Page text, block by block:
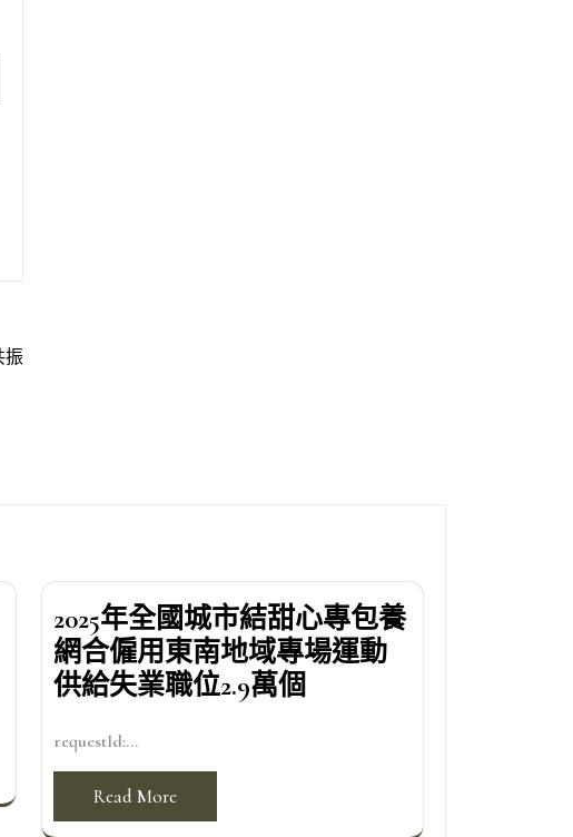
振
2025年全國城市結甜心專包養
網合僱用東南地域專場運動
供給失業職位2.9萬個
requestId:...
Read More